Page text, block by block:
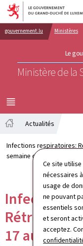
Ce site
nécessaires
usage de
ne pouvant
essentiels
et seront
acceptez.
gouvernement.lu Ministères
Le
Ministère de la
MENU
PRINCIPAL
Actualités
Infections respiratoires:
semaine du 17 au 23 avril
Infections
17 au 23